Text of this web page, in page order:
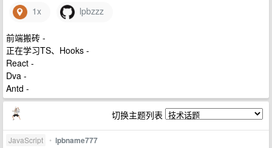
1x lpbzzz
前端搬砖 -
正在学习TS、Hooks -
React -
Dva -
Antd -
切换主题列表
JavaScript • lpbname777